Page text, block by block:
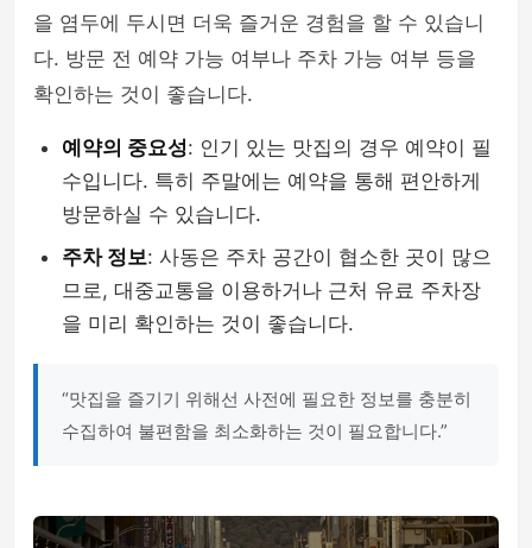
을 염두에 두시면 더욱 즐거운 경험을 할 수 있습니
다. 방문 전 예약 가능 여부나 주차 가능 여부 등을
확인하는 것이 좋습니다.
예약의 중요성: 인기 있는 맛집의 경우 예약이 필
수입니다. 특히 주말에는 예약을 통해 편안하게
방문하실 수 있습니다.
주차 정보: 사동은 주차 공간이 협소한 곳이 많으
므로, 대중교통을 이용하거나 근처 유료 주차장
을 미리 확인하는 것이 좋습니다.
“맛집을 즐기기 위해선 사전에 필요한 정보를 충분히
수집하여 불편함을 최소화하는 것이 필요합니다.”